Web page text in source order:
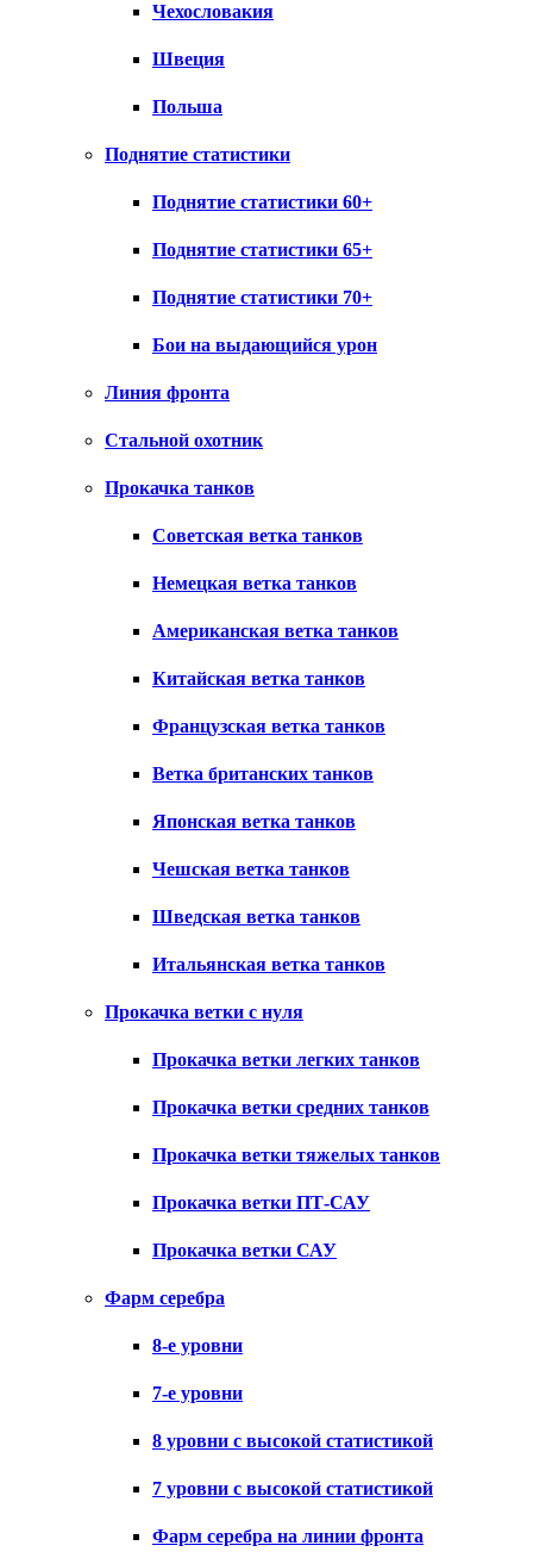
Чехословакия
Швеция
Польша
Поднятие статистики
Поднятие статистики 60+
Поднятие статистики 65+
Поднятие статистики 70+
Бои на выдающийся урон
Линия фронта
Стальной охотник
Прокачка танков
Советская ветка танков
Немецкая ветка танков
Американская ветка танков
Китайская ветка танков
Французская ветка танков
Ветка британских танков
Японская ветка танков
Чешская ветка танков
Шведская ветка танков
Итальянская ветка танков
Прокачка ветки с нуля
Прокачка ветки легких танков
Прокачка ветки средних танков
Прокачка ветки тяжелых танков
Прокачка ветки ПТ-САУ
Прокачка ветки САУ
Фарм серебра
8-е уровни
7-е уровни
8 уровни с высокой статистикой
7 уровни с высокой статистикой
Фарм серебра на линии фронта